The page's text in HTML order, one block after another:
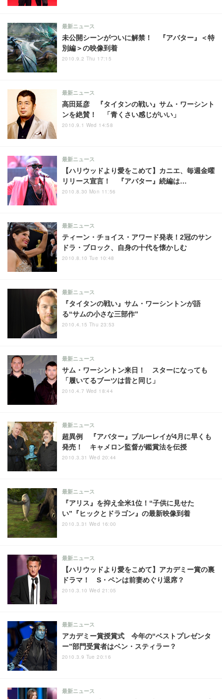
未公開シーンがついに解禁！ 『アバター』＜特
別編＞の映像到着
最新ニュース
2010.9.2 Thu 17:15
高田延彦 『タイタンの戦い』サム・ワーシント
ンを絶賛！ 「青くさい感じがいい」
最新ニュース
2010.9.1 Wed 14:58
【ハリウッドより愛をこめて】カニエ、毎週金曜
リリース宣言！ 『アバター』続編は…
最新ニュース
2010.8.30 Mon 11:56
ティーン・チョイス・アワード発表！2冠のサン
ドラ・ブロック、自身の十代を懐かしむ
最新ニュース
2010.8.10 Tue 10:48
『タイタンの戦い』サム・ワーシントンが語
る“サムの小さな三部作”
最新ニュース
2010.4.15 Thu 23:53
サム・ワーシントン来日！ スターになっても
「履いてるブーツは昔と同じ」
最新ニュース
2010.4.7 Wed 18:44
超異例 『アバター』ブルーレイが4月に早くも
発売！ キャメロン監督が鑑賞法を伝授
最新ニュース
2010.3.31 Wed 20:44
『アリス』を抑え全米1位！“子供に見せた
い”『ヒックとドラゴン』の最新映像到着
最新ニュース
2010.3.31 Wed 16:00
【ハリウッドより愛をこめて】アカデミー賞の裏
ドラマ！ S・ペンは前妻めぐり退席？
最新ニュース
2010.3.10 Wed 21:05
アカデミー賞授賞式 今年の“ベストプレゼンタ
ー”部門受賞者はベン・スティラー？
最新ニュース
2010.3.9 Tue 20:16
最新ニュース